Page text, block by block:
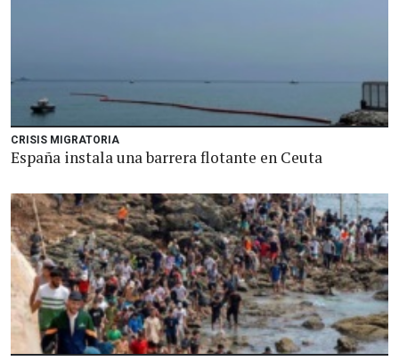
CRISIS MIGRATORIA
España instala una barrera flotante en Ceuta